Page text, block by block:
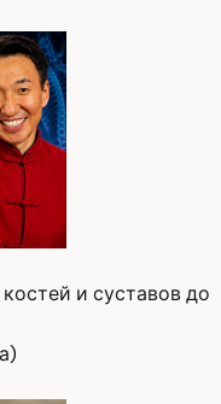
и суставов до